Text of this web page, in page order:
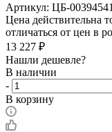
Артикул: ЦБ-00394541
Цена действительна
отличаться от цен в
13 227 ₽
Нашли дешевле?
В наличии
-
В корзину